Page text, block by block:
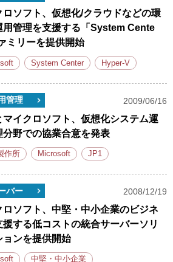
ロソフト、仮想化/クラウドなどの環
用管理を支援する「System Cente
ミリーを提供開始
System Center Hyper-V
管理 2009/06/16
マイクロソフト、仮想化システム運
分野での協業合意を発表
作所 Microsoft JP1
バー 2008/12/19
ロソフト、中堅・中小企業のビジネ
援する低コストの統合サーバーソリ
ョンを提供開始
中堅・中小企業